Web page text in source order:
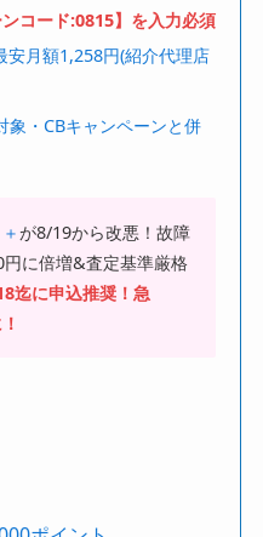
コード:0815】を入力必須
月額1,258円(紹介代理店
象・CBキャンペーンと併
が8/19から改悪！故障
に倍増&査定基準厳格
迄に申込推奨！急